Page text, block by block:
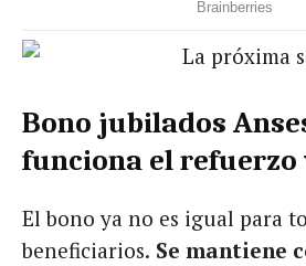
Bono jubilados
funciona el refuerzo
El bono ya no es igual para
beneficiarios. Se mantiene